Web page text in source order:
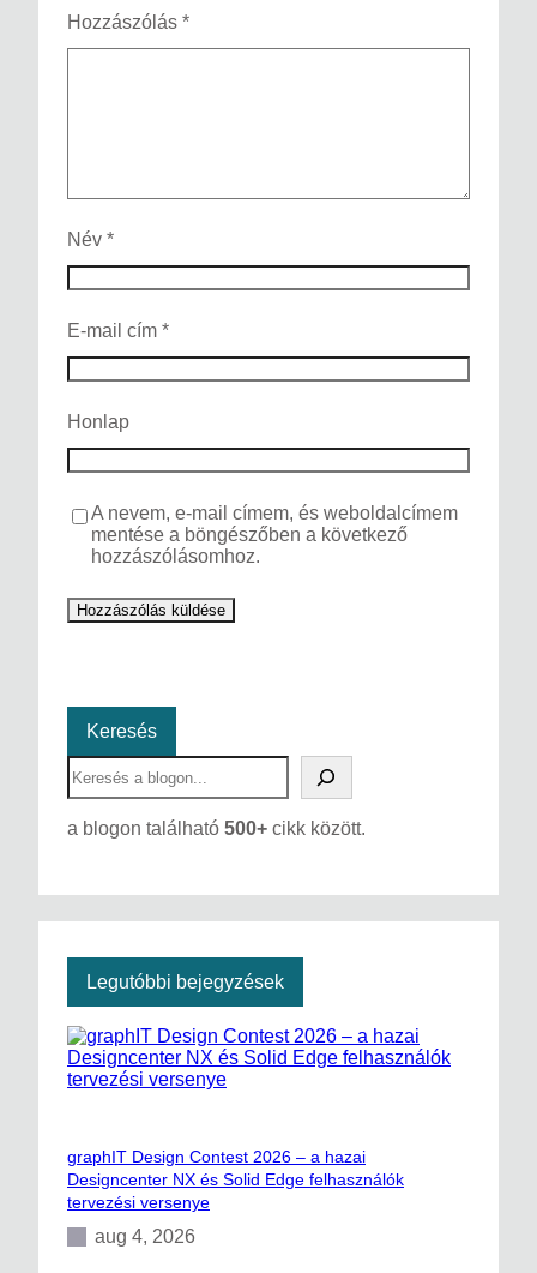
Hozzászólás *
Név *
E-mail cím *
Honlap
A nevem, e-mail címem, és weboldalcímem
mentése a böngészőben a következő
hozzászólásomhoz.
Keresés
S
e
r
a blogon található 500+ cikk között.
Legutóbbi bejegyzések
graphIT Design Contest 2026 – a hazai
Designcenter NX és Solid Edge felhasználók
tervezési versenye
aug 4, 2026